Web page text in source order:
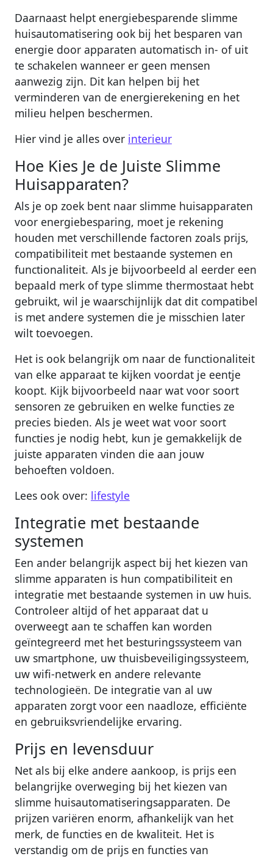
Daarnaast helpt energiebesparende slimme
huisautomatisering ook bij het besparen van
energie door apparaten automatisch in- of uit
te schakelen wanneer er geen mensen
aanwezig zijn. Dit kan helpen bij het
verminderen van de energierekening en het
milieu helpen beschermen.
Hier vind je alles over interieur
Hoe Kies Je de Juiste Slimme
Huisapparaten?
Als je op zoek bent naar slimme huisapparaten
voor energiebesparing, moet je rekening
houden met verschillende factoren zoals prijs,
compatibiliteit met bestaande systemen en
functionaliteit. Als je bijvoorbeeld al eerder een
bepaald merk of type slimme thermostaat hebt
gebruikt, wil je waarschijnlijk dat dit compatibel
is met andere systemen die je misschien later
wilt toevoegen.
Het is ook belangrijk om naar de functionaliteit
van elke apparaat te kijken voordat je eentje
koopt. Kijk bijvoorbeeld naar wat voor soort
sensoren ze gebruiken en welke functies ze
precies bieden. Als je weet wat voor soort
functies je nodig hebt, kun je gemakkelijk de
juiste apparaten vinden die aan jouw
behoeften voldoen.
Lees ook over: lifestyle
Integratie met bestaande
systemen
Een ander belangrijk aspect bij het kiezen van
slimme apparaten is hun compatibiliteit en
integratie met bestaande systemen in uw huis.
Controleer altijd of het apparaat dat u
overweegt aan te schaffen kan worden
geïntegreerd met het besturingssysteem van
uw smartphone, uw thuisbeveiligingssysteem,
uw wifi-netwerk en andere relevante
technologieën. De integratie van al uw
apparaten zorgt voor een naadloze, efficiënte
en gebruiksvriendelijke ervaring.
Prijs en levensduur
Net als bij elke andere aankoop, is prijs een
belangrijke overweging bij het kiezen van
slimme huisautomatiseringsapparaten. De
prijzen variëren enorm, afhankelijk van het
merk, de functies en de kwaliteit. Het is
verstandig om de prijs en functies van